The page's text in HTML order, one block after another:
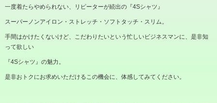
一度着たらやめられない、リピーターが続出の『4Sシャツ』
スーパーノンアイロン・ストレッチ・ソフトタッチ・スリム。
手間はかけたくないけど、こだわりたいという忙しいビジネスマンに、是非知
って欲しい
『4Sシャツ』の魅力。
是非おトクにお求めいただけるこの機会に、体感してみてください。